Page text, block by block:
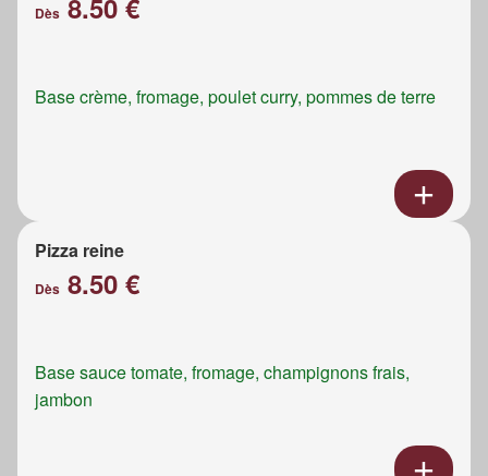
Dès 8.50 €
Base crème, fromage, poulet curry, pommes de terre
Pizza reine
Dès 8.50 €
Base sauce tomate, fromage, champignons frais,
jambon